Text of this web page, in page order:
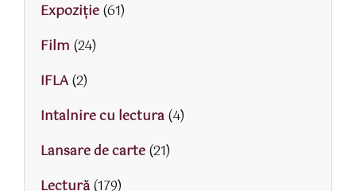
Expoziție(61)
Film (24)
IFLA(2)
Intalnire cu lectura(4)
Lansare de carte(21)